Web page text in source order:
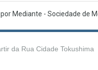
por Mediante - Sociedade de